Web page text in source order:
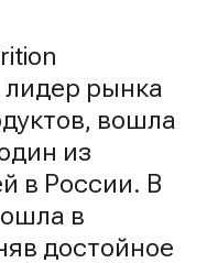
рынка
вошла
из
в России. В
в
достойное